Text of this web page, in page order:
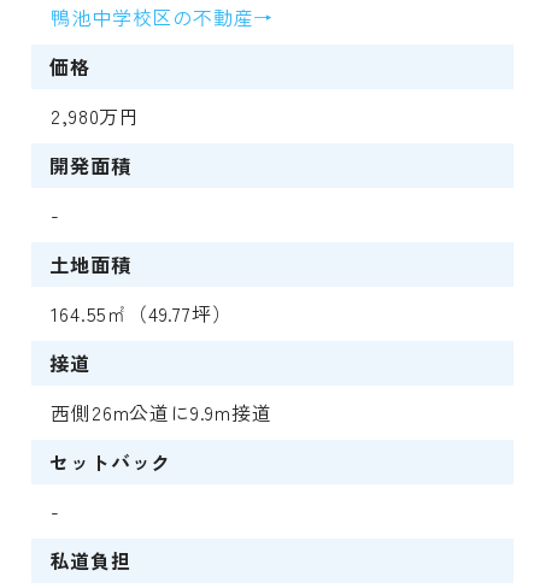
鴨池中学校区の不動産→
価格
2,980万円
開発面積
-
土地面積
164.55㎡（49.77坪）
接道
西側26m公道に9.9m接道
セットバック
-
私道負担